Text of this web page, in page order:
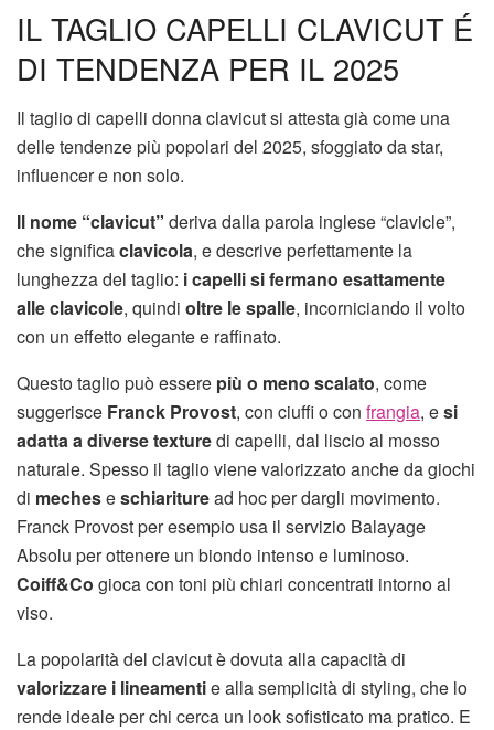
IL TAGLIO CAPELLI CLAVICUT É
DI TENDENZA PER IL 2025
Il taglio di capelli donna clavicut si attesta già come una
delle tendenze più popolari del 2025, sfoggiato da star,
influencer e non solo.
Il nome “clavicut” deriva dalla parola inglese “clavicle”,
che significaclavicola, e descrive perfettamente la
lunghezza del taglio: i capelli si fermano esattamente
alle clavicole, quindi oltre le spalle, incorniciando il volto
con un effetto elegante e raffinato.
Questo taglio può essere più o meno scalato, come
suggerisce Franck Provost, con ciuffi o con frangia, esi
adatta a diverse texturedi capelli, dal liscio al mosso
naturale. Spesso il taglio viene valorizzato anche da giochi
di mecheseschiarituread hoc per dargli movimento.
Franck Provost per esempio usa il servizio Balayage
Absolu per ottenere un biondo intenso e luminoso.
Coiff&Co gioca con toni più chiari concentrati intorno al
viso.
La popolarità del clavicut è dovuta alla capacità di
valorizzare i lineamentie alla semplicità di styling, che lo
rende ideale per chi cerca un look sofisticato ma pratico. E